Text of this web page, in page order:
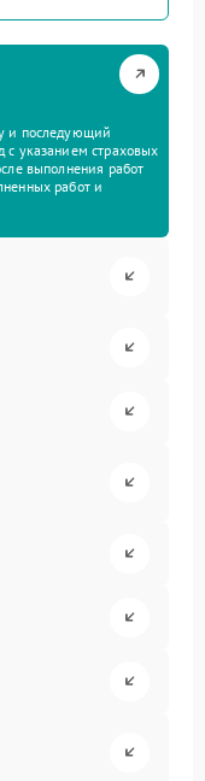
и последующий
с указанием страховых
выполнения работ
работ и